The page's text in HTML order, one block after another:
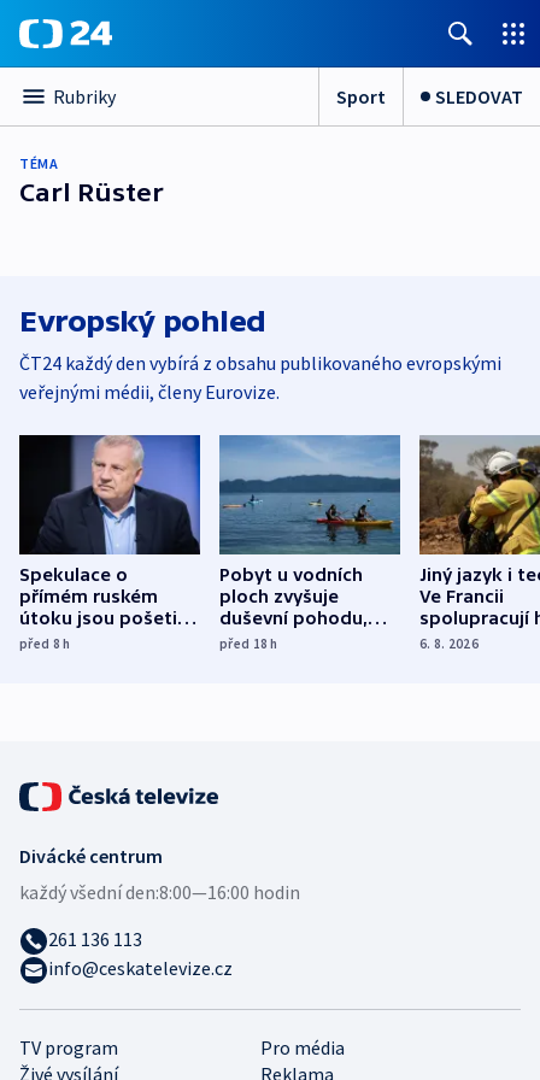
Rubriky Sport SLEDOVAT
TÉMA
Carl Rüster
Evropský pohled
ČT24 každý den vybírá z obsahu publikovaného evropskými
veřejnými médii, členy Eurovize.
Spekulace o
přímém ruském
útoku jsou pošetilé,
míní estonský
před 8h
Pobyt u vodních
ploch zvyšuje
duševní pohodu,
ukázala
před 18h
Jiný jazyk i
Ve Francii
spolupracují
různých zemí
6. 8. 2026
TV program
Pro média
Živé vysílání
Reklama
Divácké centrum
každý všední den:8:00—16:00 hodin
261 136 113
info@ceskatelevize.cz